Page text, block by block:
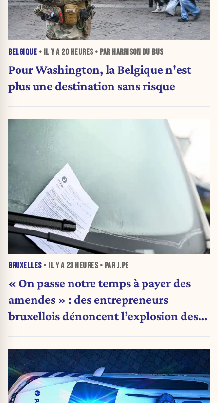
BELGIQUE • IL Y A 20 HEURES• PAR HARRISON DU BUS
Pour Washington, la Belgique n'est
plus une destination sans risque
BRUXELLES• IL Y A 23 HEURES• PAR J.PE
« On passe notre temps à payer des
amendes » : des entrepreneurs
bruxellois dénoncent l’explosion des